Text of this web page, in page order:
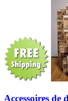
Accessoires de